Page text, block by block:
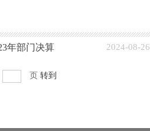
年部门决算 2024-08-26
页 转到